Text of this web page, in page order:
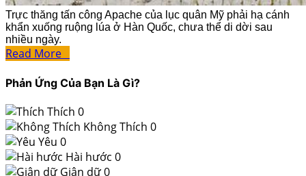
Trực thăng tấn công Apache của lục quân Mỹ phải hạ cánh
khẩn xuống ruộng lúa ở Hàn Quốc, chưa thể di dời sau
nhiều ngày.
Read More
Phản Ứng Của Bạn Là Gì?
Thích 0
Không Thích 0
Yêu 0
Hài hước 0
Giận dữ0